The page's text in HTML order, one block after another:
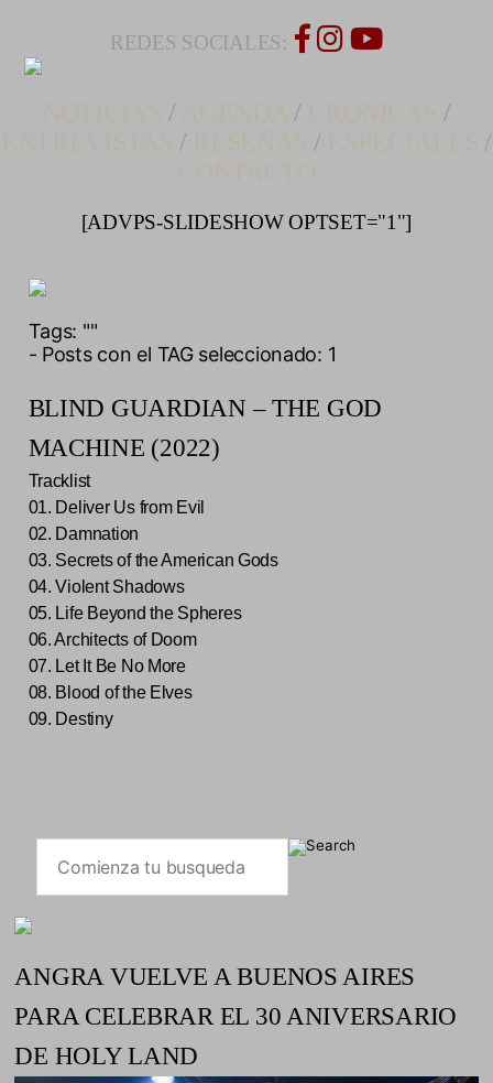
REDES SOCIALES:
/ /
/
/ /
/
[ADVPS-SLIDESHOW OPTSET="1"]
Tags: ""
- Posts con el TAG seleccionado: 1
BLIND GUARDIAN – THE GOD
MACHINE (2022)
Tracklist
01. Deliver Us from Evil
02. Damnation
03. Secrets of the American Gods
04. Violent Shadows
05. Life Beyond the Spheres
06. Architects of Doom
07. Let It Be No More
08. Blood of the Elves
09. Destiny
ANGRA VUELVE A BUENOS AIRES
PARA CELEBRAR EL 30 ANIVERSARIO
DE HOLY LAND